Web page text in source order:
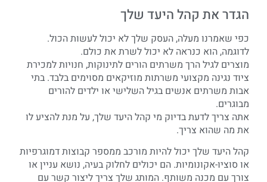
הגדר את קהל היעד שלך
כפי שאמרנו מעלה, העסק שלך לא יכול לעשות הכול.
לדוגמה, הוא כנראה לא יכול לשרת את כולם.
מוצרים לגיל הרך משרתים הורים לתינוקות, חנויות למכירת
ציוד נגינה מקצועי משרתות מוזיקאים מסוימים בלבד. בתי
אבות משרתים אנשים בגיל השלישי או ילדים להורים
מבוגרים.
אתה צריך לדעת בדיוק מי קהל היעד שלך, על מנת להציע לו
את מה שהוא צריך.
קהל היעד שלך יכול להיות מורכב ממספר קבוצות דמוגרפיות
או סוציו-אקונומיות. הם יכולים לחלוק בעיה, נושא עניין או
צורך עם מכנה משותף. המותג שלך צריך ליצור קשר עם